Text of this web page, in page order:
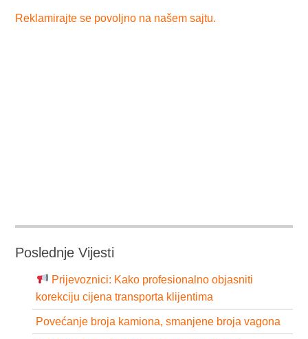
Reklamirajte se povoljno na našem sajtu.
Poslednje Vijesti
Prijevoznici: Kako profesionalno objasniti
korekciju cijena transporta klijentima
Povećanje broja kamiona, smanjene broja vagona